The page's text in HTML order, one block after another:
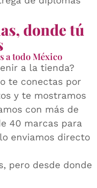
donde tú
a todo México
a la tienda?
te conectas por
y te mostramos
con más de
40 marcas para
enviamos directo
pero desde donde